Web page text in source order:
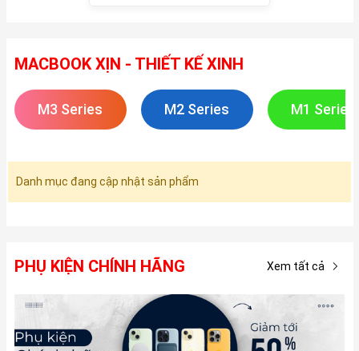
MACBOOK XỊN - THIẾT KẾ XINH
M3 Series M2 Series M1 Series
Danh mục đang cập nhật sản phẩm
PHỤ KIỆN CHÍNH HÃNG Xem tất cả